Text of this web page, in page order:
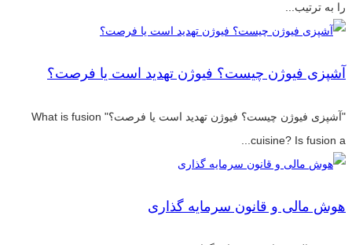
را به ترتیب...
آشپزی فیوژن چیست؟ فیوژن تهدید است یا فرصت؟
"آشپزی فیوژن چیست؟ فیوژن تهدید است یا فرصت؟" What is fusion
cuisine? Is fusion a...
هوش مالی و قانون سرمایه گذاری